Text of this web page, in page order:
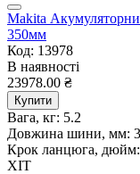
Makita
350мм
Код: 13978
В наявності
23978.00 ₴
Купити
Вага, кг: 5.2
Довжина шини, мм:
Крок ланцюга, дюйм:
ХІТ